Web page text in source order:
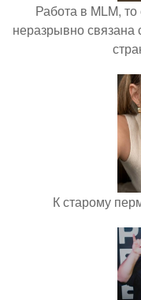
Работа в MLM,
неразрывно связана
К старому